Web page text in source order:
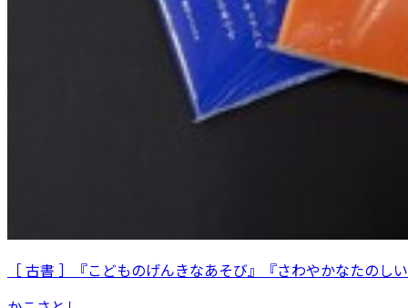
［ 古書 ］『こどものげんきなあそび』『さわやかなたの